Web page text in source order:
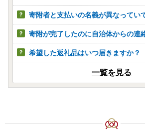
寄附者と支払いの名義が異なってい
寄附が完了したのに自治体からの連
希望した返礼品はいつ届きますか？
一覧を見る